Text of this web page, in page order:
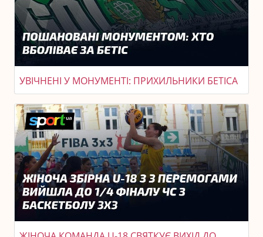
УВІЧНЕНІ У МОНУМЕНТІ: ПРИХИЛЬНИКИ БЕТІСА